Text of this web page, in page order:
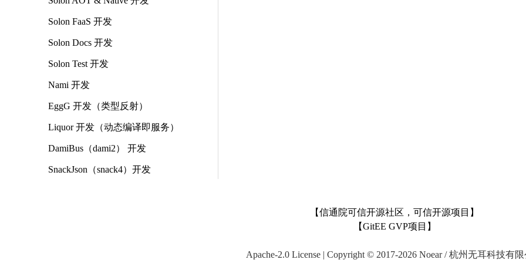
Solon FaaS 开发
Solon Docs 开发
Solon Test 开发
Nami 开发
EggG 开发（类型反射）
Liquor 开发（动态编译即服务）
DamiBus（dami2） 开发
SnackJson（snack4）开发
【信通院可信开源社区，可信开源项目】
【GitEE GVP项目】
Apache-2.0 License | Copyright © 2017-2026 Noear / 杭州无耳科技有